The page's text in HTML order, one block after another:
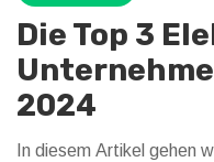
Die Top 3
2024
In diesem Artikel gehen